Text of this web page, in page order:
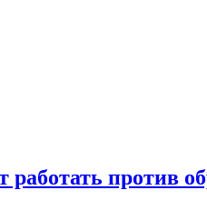
против